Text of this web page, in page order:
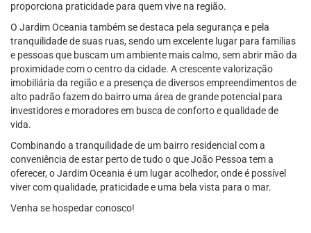
proporciona praticidade para quem vive na região.
O Jardim Oceania também se destaca pela segurança e pela
tranquilidade de suas ruas, sendo um excelente lugar para famílias
e pessoas que buscam um ambiente mais calmo, sem abrir mão da
proximidade com o centro da cidade. A crescente valorização
imobiliária da região e a presença de diversos empreendimentos de
alto padrão fazem do bairro uma área de grande potencial para
investidores e moradores em busca de conforto e qualidade de
vida.
Combinando a tranquilidade de um bairro residencial com a
conveniência de estar perto de tudo o que João Pessoa tem a
oferecer, o Jardim Oceania é um lugar acolhedor, onde é possível
viver com qualidade, praticidade e uma bela vista para o mar.
Venha se hospedar conosco!